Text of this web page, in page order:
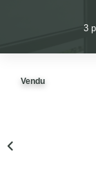
3
Vendu